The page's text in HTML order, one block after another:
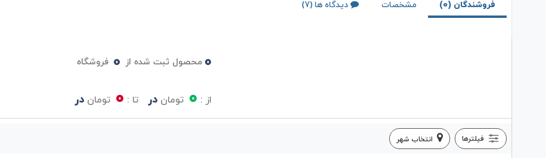
فروشندگان (0) مشخصات دیدگاه ها (7)
0 محصول ثبت شده از 0 فروشگاه
از : 0 تومان در تا : 0 تومان در
فیلترها انتخاب شهر